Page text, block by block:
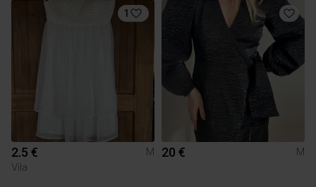
1
2.5 €
M
Vila
20 € M